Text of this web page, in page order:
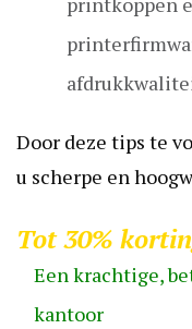
Door deze tips te
u scherpe en
Tot 30%
Een krachtige,
kantoor